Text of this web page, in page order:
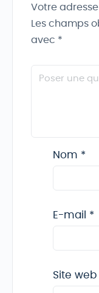
Votre
Les champs
avec *
Nom *
E-mail *
Site web